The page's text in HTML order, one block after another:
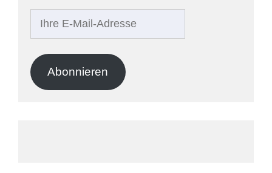
Adresse
Abonnieren